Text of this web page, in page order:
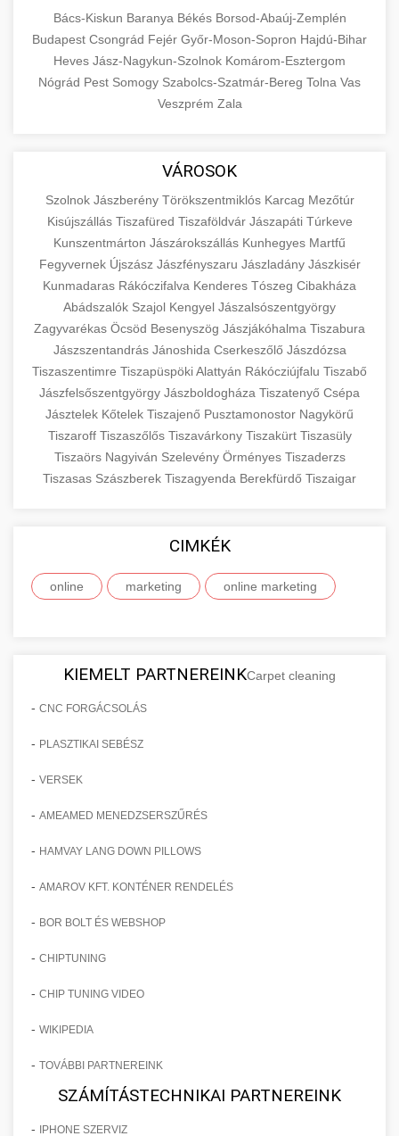
Bács-Kiskun Baranya Békés Borsod-Abaúj-Zemplén
Budapest Csongrád Fejér Győr-Moson-Sopron Hajdú-Bihar
Heves Jász-Nagykun-Szolnok Komárom-Esztergom
Nógrád Pest Somogy Szabolcs-Szatmár-Bereg Tolna Vas
Veszprém Zala
VÁROSOK
Szolnok Jászberény Törökszentmiklós Karcag Mezőtúr
Kisújszállás Tiszafüred Tiszaföldvár Jászapáti Túrkeve
Kunszentmárton Jászárokszállás Kunhegyes Martfű
Fegyvernek Újszász Jászfényszaru Jászladány Jászkisér
Kunmadaras Rákóczifalva Kenderes Tószeg Cibakháza
Abádszalók Szajol Kengyel Jászalsószentgyörgy
Zagyvarékas Öcsöd Besenyszög Jászjákóhalma Tiszabura
Jászszentandrás Jánoshida Cserkeszőlő Jászdózsa
Tiszaszentimre TiszapüspökiAlattyán Rákócziújfalu Tiszabő
Jászfelsőszentgyörgy Jászboldogháza Tiszatenyő Csépa
Jásztelek Kőtelek Tiszajenő Pusztamonostor Nagykörű
Tiszaroff Tiszaszőlős Tiszavárkony Tiszakürt Tiszasüly
Tiszaörs Nagyiván Szelevény Örményes Tiszaderzs
Tiszasas Szászberek Tiszagyenda Berekfürdő Tiszaigar
CIMKÉK
online marketing online marketing
KIEMELT PARTNEREINKCarpet cleaning
- CNC FORGÁCSOLÁS
- PLASZTIKAI SEBÉSZ
- VERSEK
- AMEAMED MENEDZSERSZŰRÉS
- HAMVAY LANG DOWN PILLOWS
- AMAROV KFT. KONTÉNER RENDELÉS
- BOR BOLT ÉS WEBSHOP
- CHIPTUNING
- CHIP TUNING VIDEO
- WIKIPEDIA
- TOVÁBBI PARTNEREINK
SZÁMÍTÁSTECHNIKAI PARTNEREINK
- IPHONE SZERVIZ